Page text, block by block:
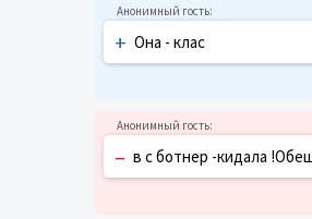
+ Она - клас
– в с ботнер -кидала